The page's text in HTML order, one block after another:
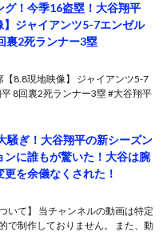
グ！今季16盗塁！大谷翔平
】ジャイアンツ5-7エンゼル
裏2死ランナー3塁
8.8現地映像】 ジャイアンツ5-7
8回裏2死ランナー3塁 #大谷翔平
騒ぎ！大谷翔平の新シーズン
ンに誰もが驚いた！大谷は腕
を余儀なくされた！
いて】 当チャンネルの動画は特定
で制作しておりません。 また、動